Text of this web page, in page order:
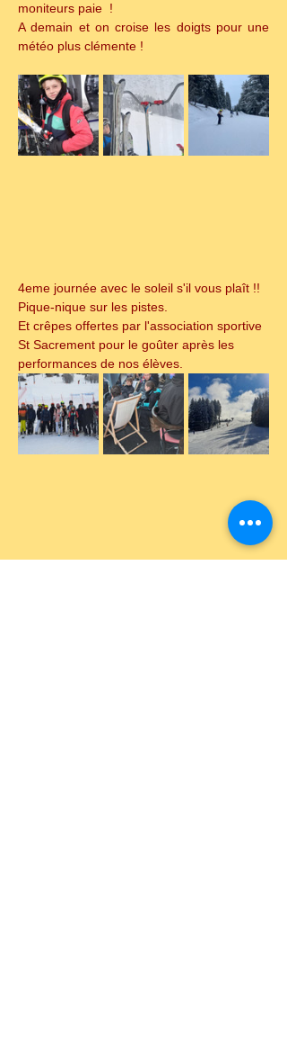
moniteurs paie  !
A demain et on croise les doigts pour une
météo plus clémente !
4eme journée avec le soleil s'il vous plaît !!
Pique-nique sur les pistes.
Et crêpes offertes par l'association sportive
St Sacrement pour le goûter après les
performances de nos élèves.